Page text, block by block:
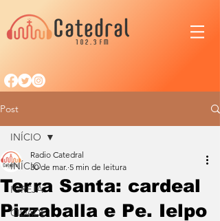
Post
INÍCIO
IGREJA
CIDADE
INÍCIO
Terra Santa: cardeal
Pizzaballa e Pe. Ielpo
Radio Catedral
30 de mar. 5 min de leitura